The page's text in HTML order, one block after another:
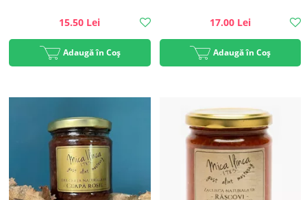
15.50 Lei
Adaugă în Coș
17.00 Lei
Adaugă în Coș